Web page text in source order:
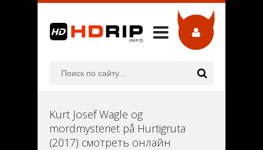
Kurt Josef Wagle og
mordmysteriet på Hurtigruta
(2017) смотреть онлайн